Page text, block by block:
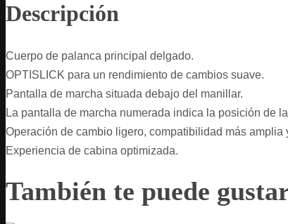
Descripción
Cuerpo de palanca principal delgado.
OPTISLICK para un rendimiento de cambios suave.
Pantalla de marcha situada debajo del manillar.
La pantalla de marcha numerada indica la posición de
Operación de cambio ligero, compatibilidad más
Experiencia de cabina optimizada.
También te puede